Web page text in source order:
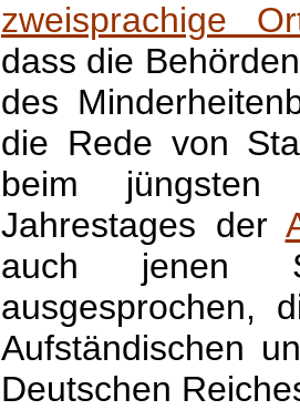
zweisprachige
dass die
des
die Rede von
beim jüngsten
Jahrestages der
auch jenen
ausgesprochen,
Aufständischen
Deutschen